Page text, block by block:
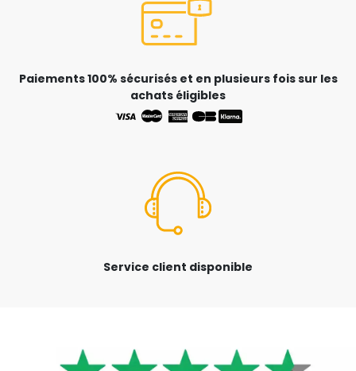
Paiements 100% sécurisés et en plusieurs fois sur les
achats éligibles
Service client disponible